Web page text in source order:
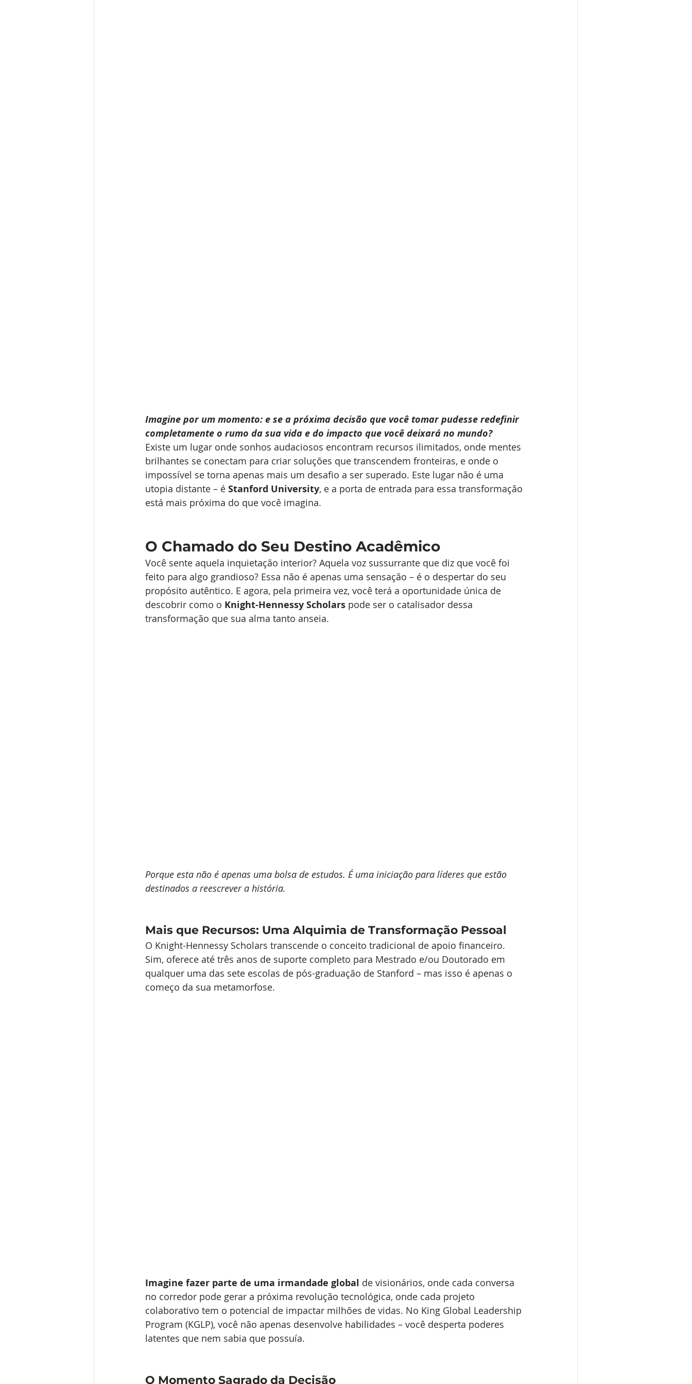
Imagine por um momento: e se a próxima decisão que você tomar pudesse redefinir
completamente o rumo da sua vida e do impacto que você deixará no mundo?
Existe um lugar onde sonhos audaciosos encontram recursos ilimitados, onde mentes
brilhantes se conectam para criar soluções que transcendem fronteiras, e onde o
impossível se torna apenas mais um desafio a ser superado. Este lugar não é uma
utopia distante – é Stanford University, e a porta de entrada para essa transformação
está mais próxima do que você imagina.
O Chamado do Seu Destino Acadêmico
Você sente aquela inquietação interior? Aquela voz sussurrante que diz que você foi
feito para algo grandioso? Essa não é apenas uma sensação – é o despertar do seu
propósito autêntico. E agora, pela primeira vez, você terá a oportunidade única de
descobrir como o Knight-Hennessy Scholars pode ser o catalisador dessa
transformação que sua alma tanto anseia.
Porque esta não é apenas uma bolsa de estudos. É uma iniciação para líderes que estão
destinados a reescrever a história.
Mais que Recursos: Uma Alquimia de Transformação Pessoal
O Knight-Hennessy Scholars transcende o conceito tradicional de apoio financeiro.
Sim, oferece até três anos de suporte completo para Mestrado e/ou Doutorado em
qualquer uma das sete escolas de pós-graduação de Stanford – mas isso é apenas o
começo da sua metamorfose.
Imagine fazer parte de uma irmandade global de visionários, onde cada conversa
no corredor pode gerar a próxima revolução tecnológica, onde cada projeto
colaborativo tem o potencial de impactar milhões de vidas. No King Global Leadership
Program (KGLP), você não apenas desenvolve habilidades – você desperta poderes
latentes que nem sabia que possuía.
O Momento Sagrado da Decisão